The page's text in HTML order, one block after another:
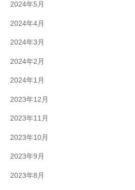
2024年5月
2024年4月
2024年3月
2024年2月
2024年1月
2023年12月
2023年11月
2023年10月
2023年9月
2023年8月